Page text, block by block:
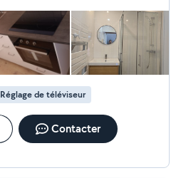
Réglage de téléviseur
Contacter